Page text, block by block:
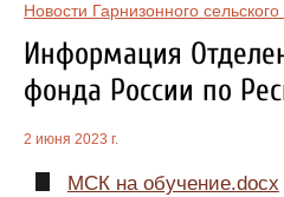
Новости Гарнизонного
Информация
фонда России по
2 июня 2023 г.
МСК на обучение.docx